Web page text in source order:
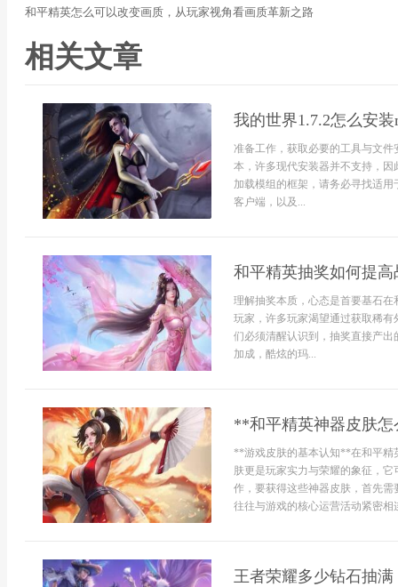
和平精英怎么可以改变画质，从玩家视角看画质革新之路
相关文章
我的世界1.7.2怎么安
准备工作，获取必要的工具与文
本，许多现代安装器并不支持，
加载模组的框架，请务必寻找适用
客户端，以及...
和平精英抽奖如何提
理解抽奖本质，心态是首要基石
玩家，许多玩家渴望通过获取稀
们必须清醒认识到，抽奖直接产
加成，酷炫的玛...
**和平精英神器皮肤
**游戏皮肤的基本认知**在和平精
肤更是玩家实力与荣耀的象征，
作，要获得这些神器皮肤，首先
往往与游戏的核心运营活动紧密
王者荣耀多少钻石抽